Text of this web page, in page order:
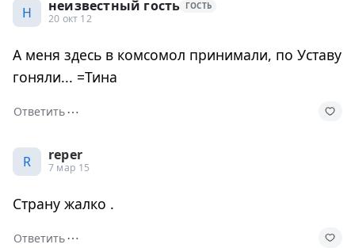
Н неизвестный гость ГОСТЬ
20 окт 12
А меня здесь в комсомол принимали, по Уставу
гоняли... =Тина
Ответить⋯
R reper
7 мар 15
Страну жалко .
Ответить⋯